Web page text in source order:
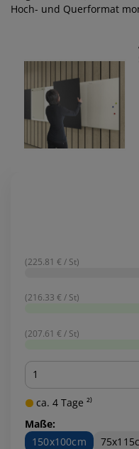
Hoch- und Querformat
(225.81 € / St)
(216.33 € / St)
(207.61 € / St)
Menge
ca. 4 Tage ²⁾
Maße:
150x100cm